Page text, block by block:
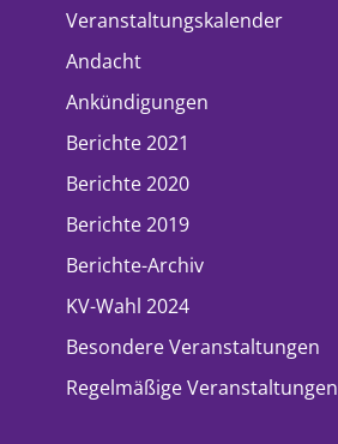
Veranstaltungskalender
Andacht
Ankündigungen
Berichte 2021
Berichte 2020
Berichte 2019
Berichte-Archiv
KV-Wahl 2024
Besondere Veranstaltungen
Regelmäßige Veranstaltungen